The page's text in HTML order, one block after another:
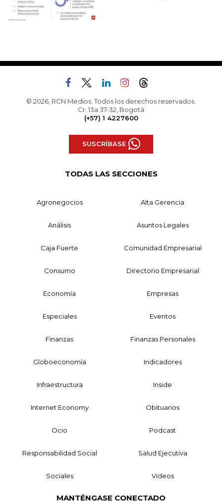
© 2026, RCN Medios. Todos los derechos reservados.
Cr. 13a 37-32, Bogotá
(+57) 1 4227600
SUSCRÍBASE
TODAS LAS SECCIONES
Agronegocios Alta Gerencia
Análisis Asuntos Legales
Caja Fuerte Comunidad Empresarial
Consumo Directorio Empresarial
Economía Empresas
Especiales Eventos
Finanzas Finanzas Personales
Globoeconomía Indicadores
Infraestructura Inside
Internet Economy Obituarios
Ocio Podcast
Responsabilidad Social Salud Ejecutiva
Sociales Videos
MANTÉNGASE CONECTADO